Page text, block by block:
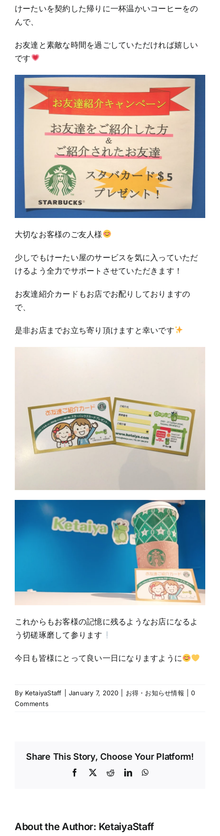
けーたいを契約した帰りに一杯温かいコーヒーをの
んで、
お友達と素敵な時間を過ごしていただければ嬉しい
です
大切なお客様のご友人様
少しでもけーたい屋のサービスを気に入っていただ
けるよう全力でサポートさせていただきます！
お友達紹介カードもお店でお配りしておりますの
で、
是非お店までお立ち寄り頂けますと幸いです
これからもお客様の記憶に残るようなお店になるよ
う切磋琢磨して参ります
今日も皆様にとって良い一日になりますように
By KetaiyaStaff January 7, 2020 お得・お知らせ情報
0
Comments
Share This Story, Choose Your Platform!
Facebook
X RedditLinkedIn
About the Author: KetaiyaStaff